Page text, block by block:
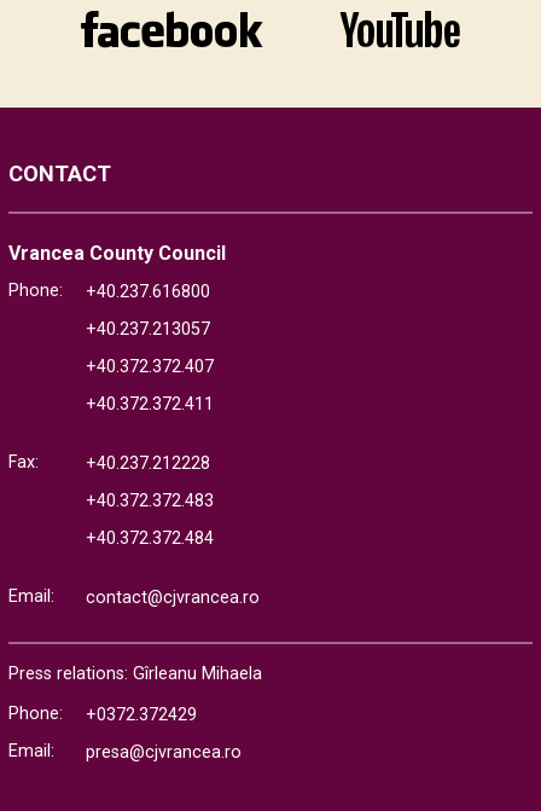
CONTACT
Vrancea County Council
Phone:
+40.237.616800
+40.237.213057
+40.372.372.407
+40.372.372.411
Fax:
+40.237.212228
+40.372.372.483
+40.372.372.484
Email: contact@cjvrancea.ro
Press relations: Gîrleanu Mihaela
Phone:
+0372.372429
Email:
presa@cjvrancea.ro